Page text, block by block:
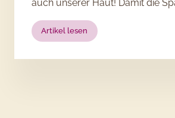
auch unserer Haut! Damit die
Artikel lesen
Kartoffel-